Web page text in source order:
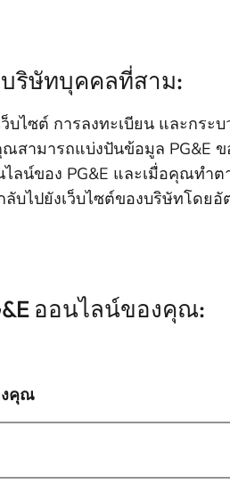
ริษัทบุคคลที่สาม:
ไซต์ การลงทะเบียน และกระ
สามารถแบ่งปันข้อมูล PG&E
ลน์ของ PG&E และเมื่อคุณทํา
ไปยังเว็บไซต์ของบริษัทโดยอั
ออนไลน์ของคุณ:
งคุณ